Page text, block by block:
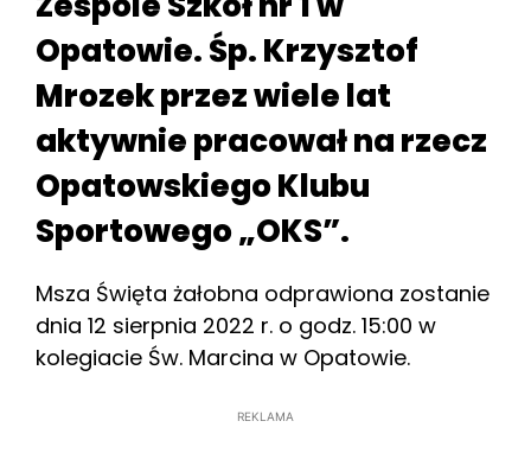
Opatowie. Śp. Krzysztof
Mrozek przez wiele lat
aktywnie pracował na rzecz
Opatowskiego Klubu
Sportowego „OKS”.
Msza Święta żałobna odprawiona zostanie
dnia 12 sierpnia 2022 r. o godz. 15:00 w
kolegiacie Św. Marcina w Opatowie.
REKLAMA